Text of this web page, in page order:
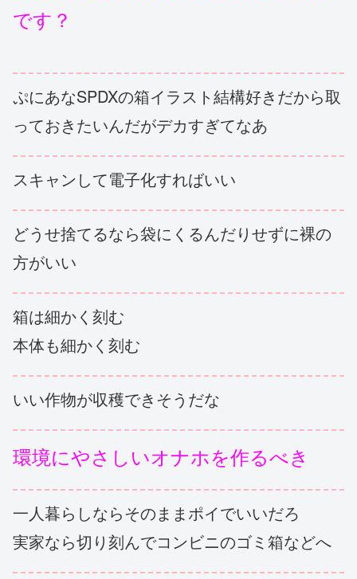
です？
ぷにあなSPDXの箱イラスト結構好きだから取
っておきたいんだがデカすぎてなあ
スキャンして電子化すればいい
どうせ捨てるなら袋にくるんだりせずに裸の
方がいい
箱は細かく刻む
本体も細かく刻む
いい作物が収穫できそうだな
環境にやさしいオナホを作るべき
一人暮らしならそのままポイでいいだろ
実家なら切り刻んでコンビニのゴミ箱などへ